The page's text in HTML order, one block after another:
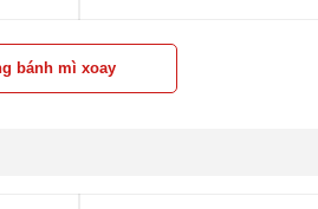
bánh mì xoay